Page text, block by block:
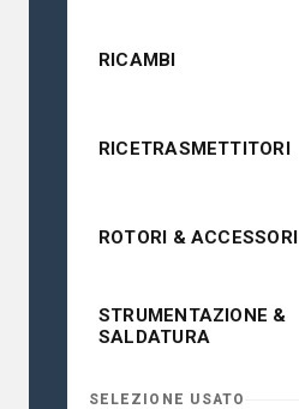
RICAMBI
RICETRASMETTITORI
ROTORI & ACCESSORI
STRUMENTAZIONE &
SALDATURA
SELEZIONE USATO